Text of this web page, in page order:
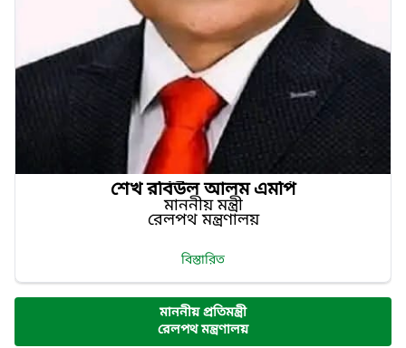
শেখ রবিউল আলম এমপি
মাননীয় মন্ত্রী
রেলপথ মন্ত্রণালয়
বিস্তারিত
মাননীয় প্রতিমন্ত্রী
রেলপথ মন্ত্রণালয়